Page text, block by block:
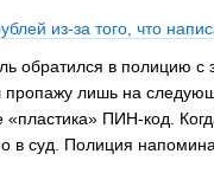
из-за того, что
обратился в полицию с
пропажу лишь на
ПИН-код.
в суд. Полиция